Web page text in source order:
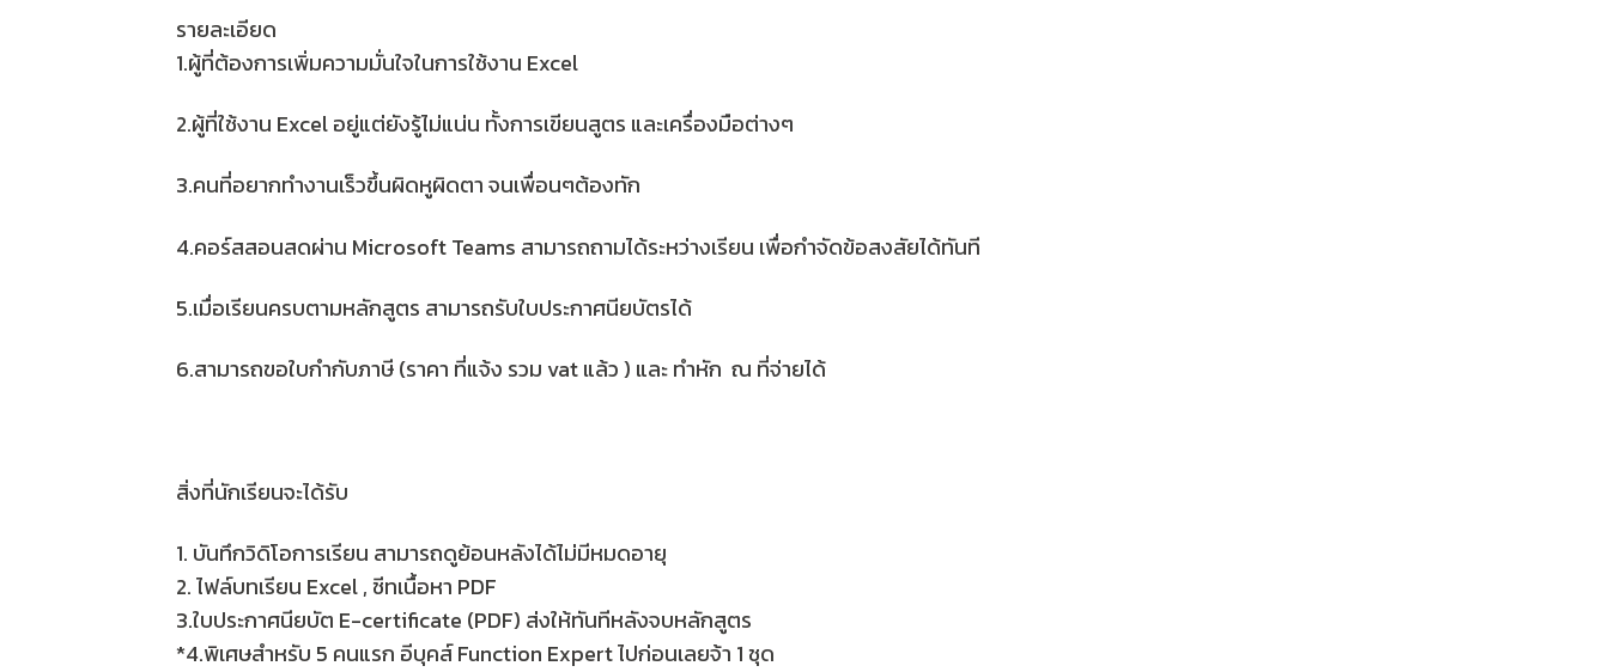
รายละเอียด
1.ผู้ที่ต้องการเพิ่มความมั่นใจในการใช้งาน Excel
2.ผู้ที่ใช้งาน Excel อยู่แต่ยังรู้ไม่แน่น ทั้งการเขียนสูตร และเครื่องมือต่างๆ
3.คนที่อยากทำงานเร็วขึ้นผิดหูผิดตา จนเพื่อนๆต้องทัก
4.คอร์สสอนสดผ่าน Microsoft Teams สามารถถามได้ระหว่างเรียน เพื่อกำจัดข้อสงสัยได้ทันที
5.เมื่อเรียนครบตามหลักสูตร สามารถรับใบประกาศนียบัตรได้
6.สามารถขอใบกำกับภาษี (ราคา ที่แจ้ง รวม vat แล้ว ) และ ทำหัก ณ ที่จ่ายได้
สิ่งที่นักเรียนจะได้รับ
1. บันทึกวิดิโอการเรียน สามารถดูย้อนหลังได้ไม่มีหมดอายุ
2. ไฟล์บทเรียน Excel , ชีทเนื้อหา PDF
3.ใบประกาศนียบัต E-certificate (PDF) ส่งให้ทันทีหลังจบหลักสูตร
*4.พิเศษสำหรับ 5 คนแรก อีบุคส์ Function Expert ไปก่อนเลยจ้า 1 ชุด